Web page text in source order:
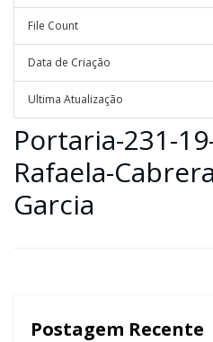
File Count
Data de Criação
Ultima Atualização
Portaria-231-
Rafaela-
Garcia
Postagem Recente